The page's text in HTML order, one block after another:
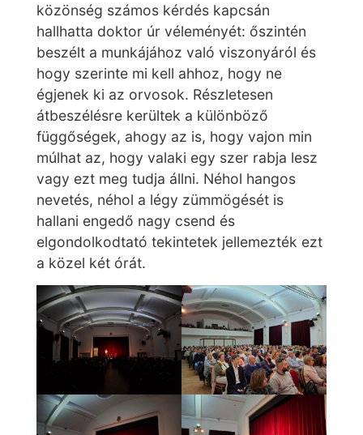
közönség számos kérdés kapcsán
hallhatta doktor úr véleményét: őszintén
beszélt a munkájához való viszonyáról és
hogy szerinte mi kell ahhoz, hogy ne
égjenek ki az orvosok. Részletesen
átbeszélésre kerültek a különböző
függőségek, ahogy az is, hogy vajon min
múlhat az, hogy valaki egy szer rabja lesz
vagy ezt meg tudja állni. Néhol hangos
nevetés, néhol a légy zümmögését is
hallani engedő nagy csend és
elgondolkodtató tekintetek jellemezték ezt
a közel két órát.